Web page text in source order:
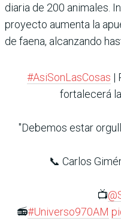
diaria de 200 animales.
proyecto aumenta la
de faena, alcanzando
#AsiSonLasCosas |
fortalecerá
"Debemos estar
📞 Carlos
📺
📻#Universo970AM